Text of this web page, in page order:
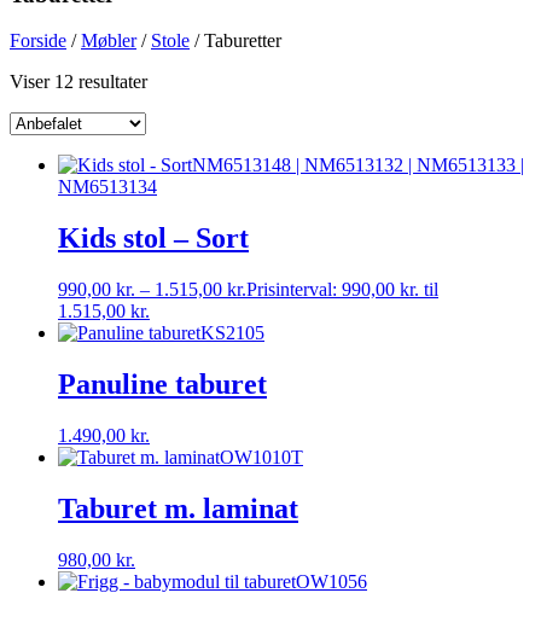
Forside /Møbler/ Stole / Taburetter
Viser 12 resultater
NM6513148 | NM6513132 | NM6513133 |
NM6513134
Kids stol – Sort
990,00 kr. – 1.515,00 kr.Prisinterval: 990,00 kr. til
1.515,00 kr.
KS2105
Panuline taburet
1.490,00 kr.
OW1010T
Taburet m. laminat
980,00 kr.
OW1056